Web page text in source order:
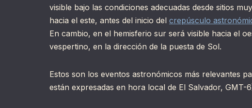
visible bajo las condiciones adecuadas desde sitios
hacia el este, antes del inicio del crepúsculo
En cambio, en el hemisferio sur será visible hacia el
vespertino, en la dirección de la puesta de Sol.
Estos son los eventos astronómicos más relevantes
están expresadas en hora local de El Salvador, GMT-